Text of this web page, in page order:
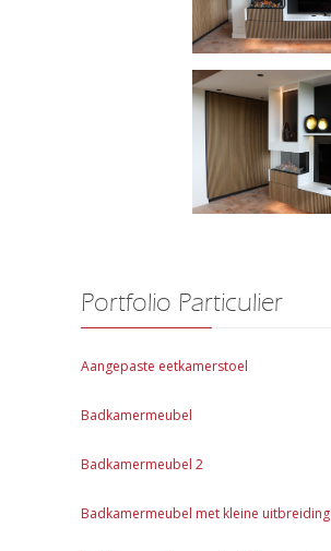
Portfolio Particulier
Aangepaste eetkamerstoel
Badkamermeubel
Badkamermeubel 2
Badkamermeubel met kleine uitbreiding